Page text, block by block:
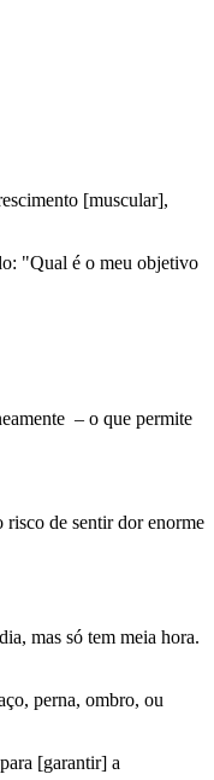
[muscular],
"Qual é o meu objetivo
– o que permite
risco de sentir dor enorme
mas só tem meia hora.
perna, ombro, ou
[garantir] a